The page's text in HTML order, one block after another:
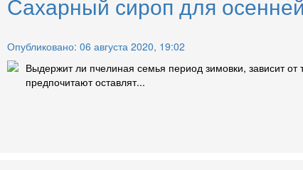
Сахарный сироп для
Опубликовано: 06 августа 2020, 19:02
Выдержит ли пчелиная семья период зимовки, зависит от
предпочитают оставлят...